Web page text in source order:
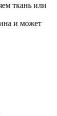
ткань или
и может